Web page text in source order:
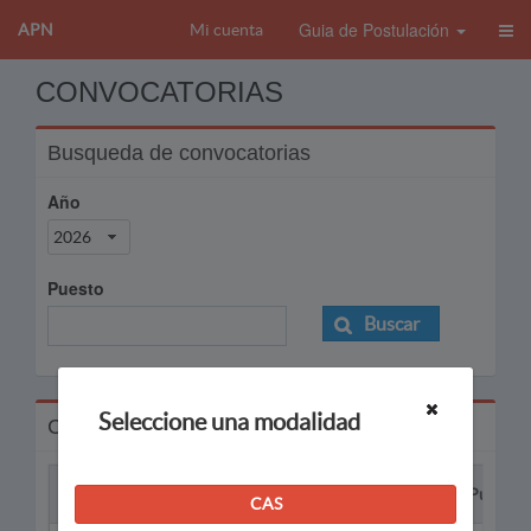
APN Mi cuenta Guia de Postulación
CONVOCATORIAS
Busqueda de convocatorias
Año
2026
Puesto
Buscar
Convocatorias
Puesto
Seleccione una modalidad
CAS